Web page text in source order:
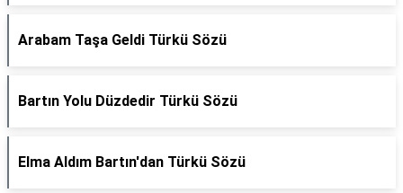
Arabam Taşa Geldi Türkü Sözü
Bartın Yolu Düzdedir Türkü Sözü
Elma Aldım Bartın'dan Türkü Sözü